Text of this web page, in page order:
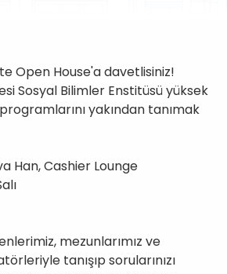
Open House'a davetlisiniz!
Sosyal Bilimler Enstitüsü yüksek
yakından tanımak
Han, Cashier Lounge
mezunlarımız ve
tanışıp sorularınızı